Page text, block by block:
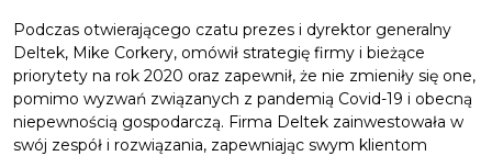
Podczas otwierającego czatu prezes i dyrektor generalny
Deltek, Mike Corkery, omówił strategię firmy i bieżące
priorytety na rok 2020 oraz zapewnił, że nie zmieniły się one,
pomimo wyzwań związanych z pandemią Covid-19 i obecną
niepewnością gospodarczą. Firma Deltek zainwestowała w
swój zespół i rozwiązania, zapewniając swym klientom